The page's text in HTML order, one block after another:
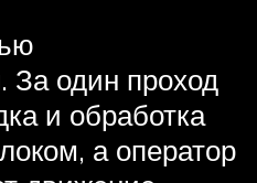
За один проход
и обработка
а оператор